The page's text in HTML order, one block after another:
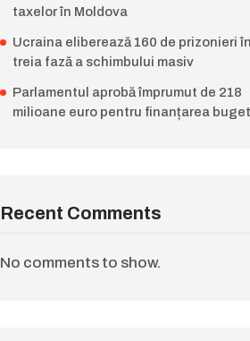
taxelor în Moldova
Ucraina eliberează 160 de prizonieri
treia fază a schimbului masiv
Parlamentul aprobă împrumut de 218
milioane euro pentru finanțarea
Recent Comments
No comments to show.